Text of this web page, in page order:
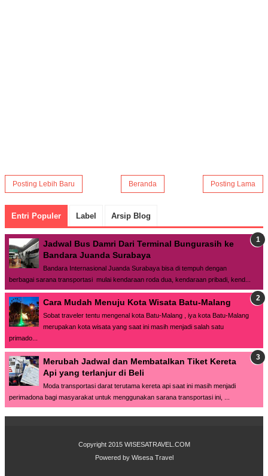
Posting Lebih Baru Posting Lama
Beranda
Entri Populer Label Arsip Blog
Jadwal Bus Damri Dari Terminal Bungurasih ke
Bandara Juanda Surabaya
Bandara Internasional Juanda Surabaya bisa di tempuh dengan
berbagai sarana transportasi mulai kendaraan roda dua, kendaraan pribadi, kend...
Cara Mudah Menuju Kota Wisata Batu-Malang
Sobat traveler tentu mengenal kota Batu-Malang , iya kota Batu-Malang
merupakan kota wisata yang saat ini masih menjadi salah satu
primado...
Merubah Jadwal dan Membatalkan Tiket Kereta
Api yang terlanjur di Beli
Moda transportasi darat terutama kereta api saat ini masih menjadi
perimadona bagi masyarakat untuk menggunakan sarana transportasi ini, ...
Copyright 2015 WISESATRAVEL.COM
Powered by Wisesa Travel